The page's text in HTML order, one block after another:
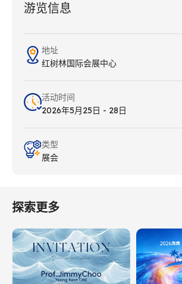
游览信息
地址
红树林国际会展中心
活动时间
2026年5月25日 - 28日
类型
展会
探索更多